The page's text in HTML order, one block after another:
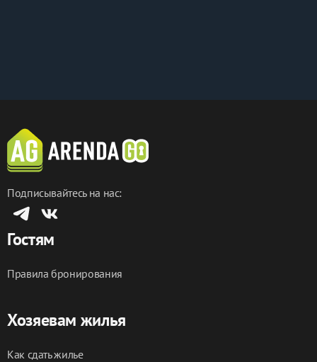
Подписывайтесь на нас:
Гостям
Правила бронирования
Хозяевам жилья
Как сдать жилье